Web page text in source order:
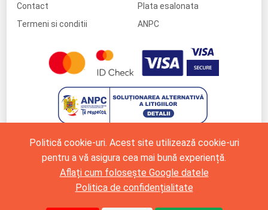
Politică cookie-uri. Acest site utilizează cookie-uri
pentru a vă asigura cea mai bună experiență.
Aflați cum folosește Google datele
Politica de confidențialitate
Contact
Termeni si conditii
Plata esalonata
ANPC